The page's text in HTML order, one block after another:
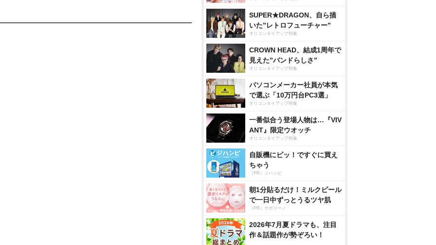
SUPER★DRAGON、自ら描
いた”レトロフューチャー”
オリコンタイアップ特集
CROWN HEAD、結成1周年で
見えた”バンドらしさ”
オリコンタイアップ特集
パソコンメーカー社員が本気
で選ぶ「10万円台PC3選」
オリコンタイアップ特集
一番似合う登場人物は…『VIV
ANT』限定ウオッチ
オリコンタイアップ特集
自販機にピッ！ですぐに買え
ちゃう
（PR）ジハンピ
朝1分貼るだけ！ミルクピール
で一日中ずっとうるツヤ肌
（PR）サボリーノ
2026年7月夏ドラマも、注目
作＆話題作が勢ぞろい！